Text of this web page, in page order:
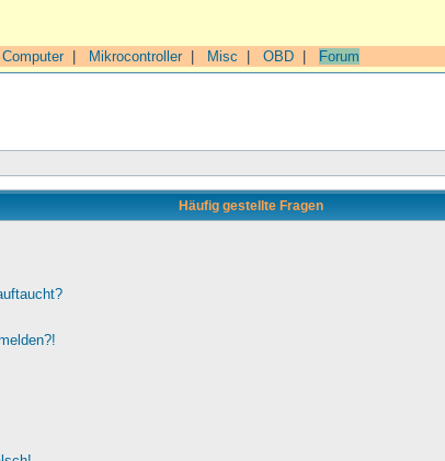
Computer| Mikrocontroller| Misc OBD Forum
Häufig gestellte Fragen